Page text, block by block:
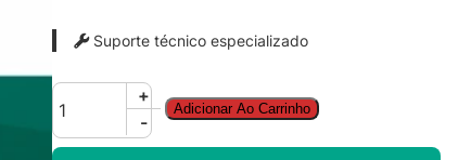
Suporte técnico especializado
K
s
+
-
Adicionar Ao Carrinho